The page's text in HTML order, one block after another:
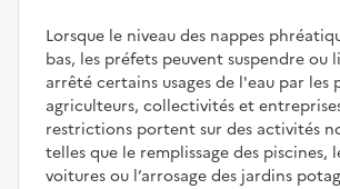
Lorsque le niveau des nappes
bas, les préfets peuvent suspendre ou
arrêté certains usages de l'eau par les
agriculteurs, collectivités et
restrictions portent sur des activités
telles que le remplissage des piscines,
voitures ou l’arrosage des jardins